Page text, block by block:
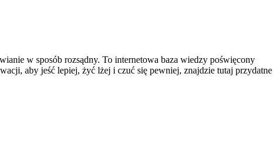
w sposób rozsądny. To internetowa baza wiedzy poświęcony
aby jeść lepiej, żyć lżej i czuć się pewniej, znajdzie tutaj przydatne